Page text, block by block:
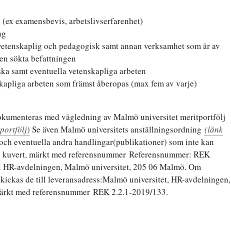
examensbevis, arbetslivserfarenhet)
och pedagogisk samt annan verksamhet som är av
sökta befattningen
samt eventuella vetenskapliga arbeten
arbeten som främst åberopas (max fem av varje)
med vägledning av Malmö universitet meritportfölj
) Se även Malmö universitets anställningsordning (länk
eventuella andra handlingar(publikationer) som inte kan
märkt med referensnummer Referensnummer: REK
avdelningen, Malmö universitet, 205 06 Malmö. Om
de till leveransadress:Malmö universitet, HR-avdelningen,
med referensnummer REK 2.2.1-2019/133.